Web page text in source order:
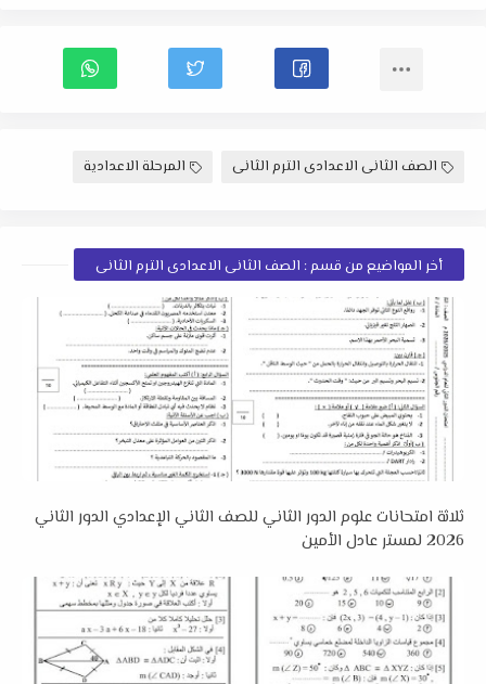
الصف الثانى الاعدادى الترم الثانى المرحلة الاعدادية
أخر المواضيع من قسم : الصف الثانى الاعدادى الترم الثانى
ثلاثة امتحانات علوم الدور الثاني للصف الثاني الإعدادي الدور الثاني
2026 لمستر عادل الأمين